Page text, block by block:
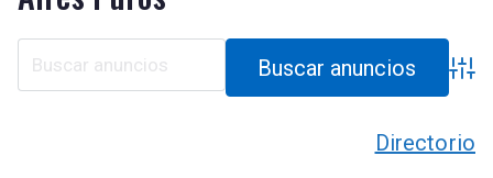
Directorio